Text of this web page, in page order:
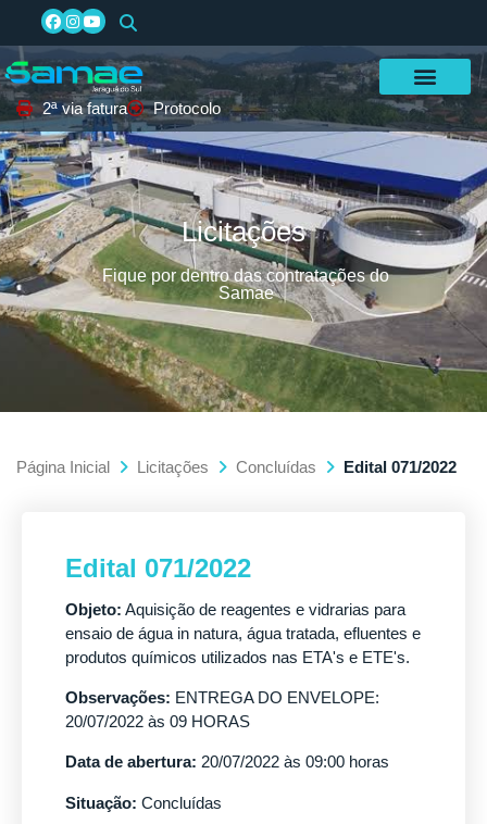
2ª via fatura Protocolo
Licitações
Fique por dentro das contratações do
Samae
Página Inicial Licitações Concluídas Edital 071/2022
Edital 071/2022
Objeto: Aquisição de reagentes e vidrarias para
ensaio de água in natura, água tratada, efluentes e
produtos químicos utilizados nas ETA's e ETE's.
Observações: ENTREGA DO ENVELOPE:
20/07/2022 às 09 HORAS
Data de abertura: 20/07/2022 às 09:00 horas
Situação: Concluídas